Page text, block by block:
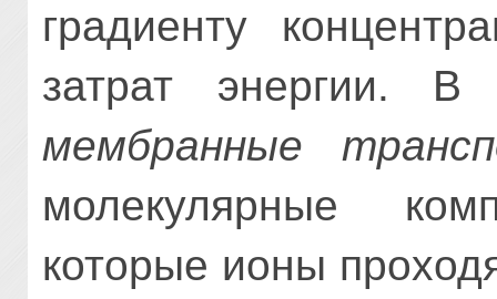
градиенту
затрат энергии. В
мембранные
молекулярные
которые ионы